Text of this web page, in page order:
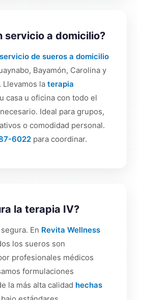
servicio a domicilio?
servicio de sueros a domicilio
Bayamón, Carolina y
Llevamos la terapia
casa u oficina con todo el
Ideal para grupos,
o comodidad personal.
6022 para coordinar.
la terapia IV?
En Revita Wellness
los sueros son
profesionales médicos
formulaciones
la más alta calidad hechas